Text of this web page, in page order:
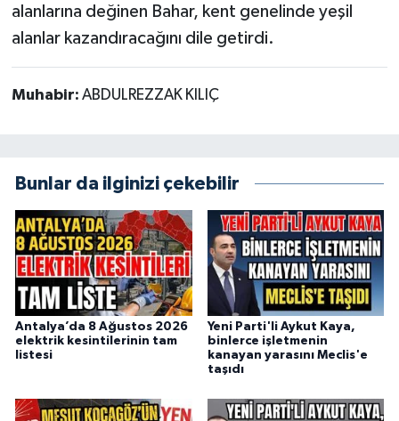
alanlarına değinen Bahar, kent genelinde yeşil
alanlar kazandıracağını dile getirdi.
Muhabir: ABDULREZZAK KILIÇ
Bunlar da ilginizi çekebilir
Antalya’da 8 Ağustos 2026
elektrik kesintilerinin tam
listesi
Yeni Parti'li Aykut Kaya,
binlerce işletmenin
kanayan yarasını Meclis'e
taşıdı